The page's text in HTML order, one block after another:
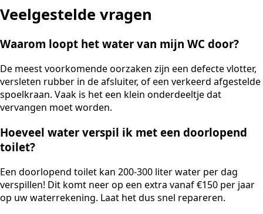
Veelgestelde vragen
Waarom loopt het water van mijn WC door?
De meest voorkomende oorzaken zijn een defecte vlotter,
versleten rubber in de afsluiter, of een verkeerd afgestelde
spoelkraan. Vaak is het een klein onderdeeltje dat
vervangen moet worden.
Hoeveel water verspil ik met een doorlopend
toilet?
Een doorlopend toilet kan 200-300 liter water per dag
verspillen! Dit komt neer op een extra vanaf €150 per jaar
op uw waterrekening. Laat het dus snel repareren.